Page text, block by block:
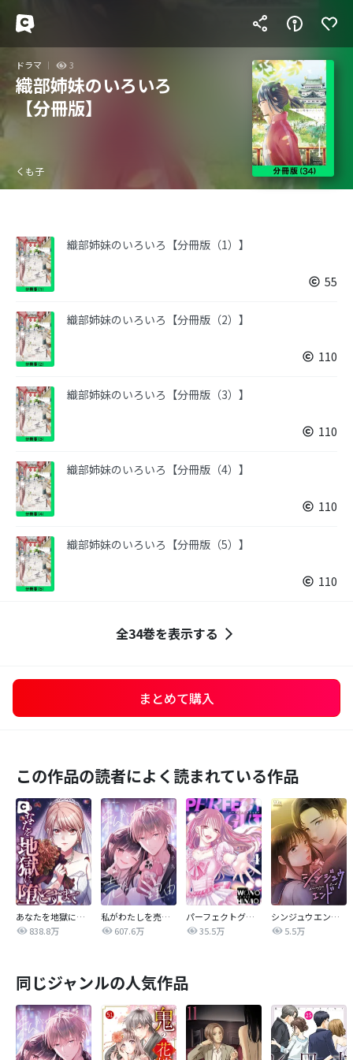
ドラマ 3
織部姉妹のいろいろ
【分冊版】
くも子
織部姉妹のいろいろ【分冊版（1）】
55
織部姉妹のいろいろ【分冊版（2）】
110
織部姉妹のいろいろ【分冊版（3）】
110
織部姉妹のいろいろ【分冊版（4）】
110
織部姉妹のいろいろ【分冊版（5）】
110
全34巻を表示する
まとめて購入
この作品の読者によく読まれている作品
あなたを地獄に堕とすまで
838.8万
私がわたしを売る理由
607.6万
パーフェクトグリッター
35.5万
シンジュウエンド【タテヨミ】
5.5万
同じジャンルの人気作品